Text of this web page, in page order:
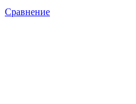
Сравнение